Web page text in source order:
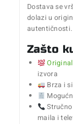
Dostava se
dolazi u
autentičnosti.
Zašto
izvora
Brza i
maila i